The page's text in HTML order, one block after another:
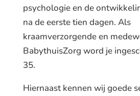
psychologie en de
na de eerste tien dagen. Als
kraamverzorgende en
BabythuisZorg word je
35.
Hiernaast kennen wij goede